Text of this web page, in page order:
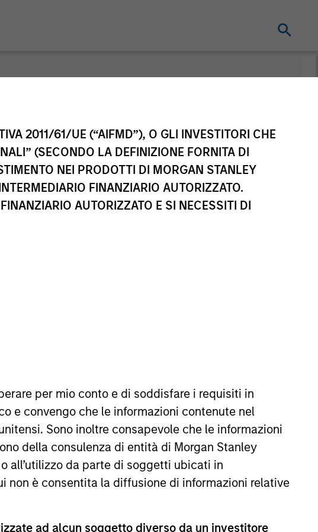
2011/61/UE (“AIFMD”), O GLI INVESTITORI CHE
(SECONDO LA DEFINIZIONE FORNITA DI
NEI PRODOTTI DI MORGAN STANLEY
FINANZIARIO AUTORIZZATO.
AUTORIZZATO E SI NECESSITI DI
per mio conto e di soddisfare i requisiti in
e convengo che le informazioni contenute nel
Sono inoltre consapevole che le informazioni
della consulenza di entità di Morgan Stanley
all’utilizzo da parte di soggetti ubicati in
non è consentita la diffusione di informazioni relative
ad alcun soggetto diverso da un investitore
per effetto delle oscillazioni valutarie. Tutti i dati di
le commissioni e gli oneri relativi all’emissione e al rimborso